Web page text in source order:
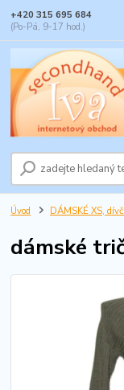
+420 315 695 684
(Po-Pá, 9-17 hod.)
Úvod DÁMSKÉ XS,
dámské